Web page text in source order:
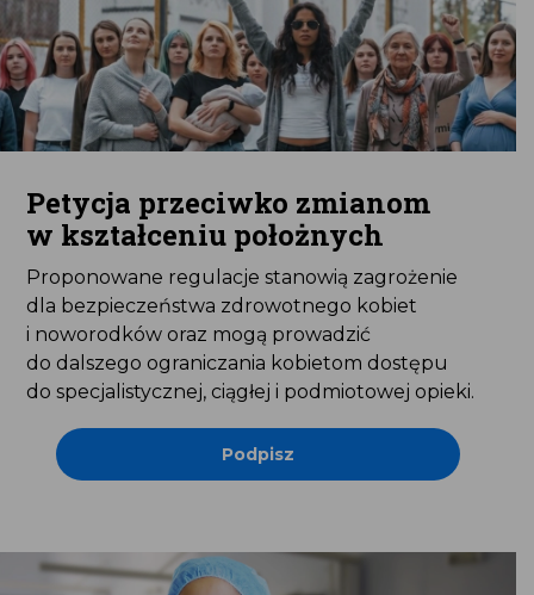
Petycja przeciwko zmianom
w kształceniu położnych
Proponowane regulacje stanowią zagrożenie
dla bezpieczeństwa zdrowotnego kobiet
i noworodków oraz mogą prowadzić
do dalszego ograniczania kobietom dostępu
do specjalistycznej, ciągłej i podmiotowej opieki.
Podpisz